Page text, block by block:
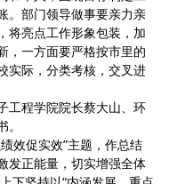
。部门领导做事要亲力亲
将亮点工作形象包装，加
，一方面要严格按市里的
实际，分类考核，交叉进
工程学院院长蔡大山、环
效促实效”主题，作总结
发正能量，切实增强全体